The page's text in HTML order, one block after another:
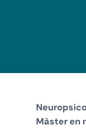
Màster en